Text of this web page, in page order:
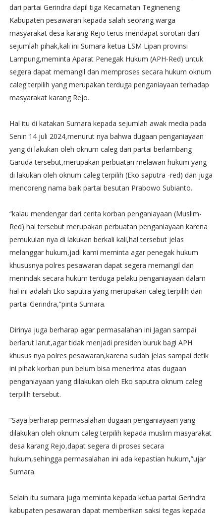
dari partai Gerindra dapil tiga Kecamatan Tegineneng
Kabupaten pesawaran kepada salah seorang warga
masyarakat desa karang Rejo terus mendapat sorotan dari
sejumlah pihak,kali ini Sumara ketua LSM Lipan provinsi
Lampung,meminta Aparat Penegak Hukum (APH-Red) untuk
segera dapat memangil dan memproses secara hukum oknum
caleg terpilih yang merupakan terduga penganiayaan terhadap
masyarakat karang Rejo.
Hal itu di katakan Sumara kepada sejumlah awak media pada
Senin 14 juli 2024,menurut nya bahwa dugaan penganiayaan
yang di lakukan oleh oknum caleg dari partai berlambang
Garuda tersebut,merupakan perbuatan melawan hukum yang
di lakukan oleh oknum caleg terpilih (Eko saputra -red) dan juga
mencoreng nama baik partai besutan Prabowo Subianto.
“kalau mendengar dari cerita korban penganiayaan (Muslim-
Red) hal tersebut merupakan perbuatan penganiayaan karena
pemukulan nya di lakukan berkali kali,hal tersebut jelas
melanggar hukum,jadi kami meminta agar penegak hukum
khususnya polres pesawaran dapat segera memangil dan
menindak secara hukum terduga pelaku penganiayaan dalam
hal ini adalah Eko saputra yang merupakan caleg terpilih dari
partai Gerindra,”pinta Sumara.
Dirinya juga berharap agar permasalahan ini Jagan sampai
berlarut larut,agar tidak menjadi presiden buruk bagi APH
khusus nya polres pesawaran,karena sudah jelas sampai detik
ini pihak korban pun belum bisa menerima atas dugaan
penganiayaan yang dilakukan oleh Eko saputra oknum caleg
terpilih tersebut.
“Saya berharap permasalahan dugaan penganiayaan yang
dilakukan oleh oknum caleg terpilih kepada muslim masyarakat
desa karang Rejo,dapat segera di proses secara
hukum,sehingga permasalahan ini ada kepastian hukum,”ujar
Sumara.
Selain itu sumara juga meminta kepada ketua partai Gerindra
kabupaten pesawaran dapat memberikan saksi tegas kepada